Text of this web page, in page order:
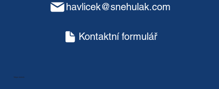
havlicek@snehulak.com
Kontaktní formulář
Mapa stránek